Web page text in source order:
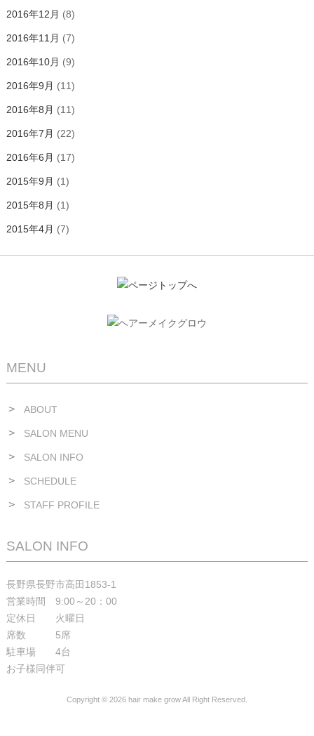
2016年12月 (8)
2016年11月 (7)
2016年10月 (9)
2016年9月 (11)
2016年8月 (11)
2016年7月 (22)
2016年6月 (17)
2015年9月 (1)
2015年8月 (1)
2015年4月 (7)
MENU
ABOUT
SALON MENU
SALON INFO
SCHEDULE
STAFF PROFILE
SALON INFO
長野県長野市高田1853-1
営業時間 9:00～20：00
定休日 火曜日
席数 5席
駐車場 4台
お子様同伴可
Copyright © 2026 hair make grow All Right Reserved.